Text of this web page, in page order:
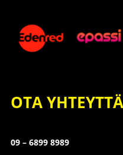
OTA YHTEYTTÄ
09 – 6899 8989